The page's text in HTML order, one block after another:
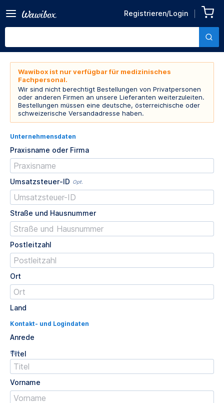
Registrieren/Login
Wawibox ist nur verfügbar für medizinisches
Fachpersonal.
Wir sind nicht berechtigt Bestellungen von Privatpersonen
oder anderen Firmen an unsere Lieferanten weiterzuleiten.
Bestellungen müssen eine deutsche, österreichische oder
schweizerische Versandadresse haben.
Unternehmensdaten
Praxisname oder Firma
Umsatzsteuer-ID Opt.
Straße und Hausnummer
Postleitzahl
Ort
Land
Kontakt- und Logindaten
Anrede
Titel
Opt.
Vorname